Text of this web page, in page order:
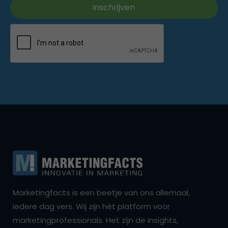
Marketingfacts is een beetje van ons allemaal,
iedere dag vers. Wij zijn hét platform voor
marketingprofessionals. Het zijn de insights,